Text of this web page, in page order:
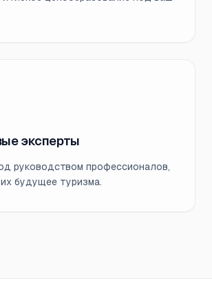
эксперты
руководством профессионалов,
будущее туризма.